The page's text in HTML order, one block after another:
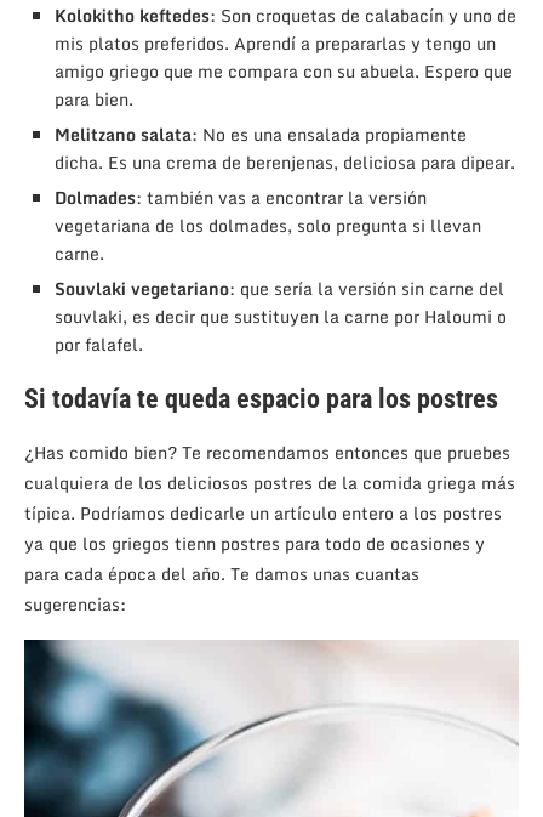
Kolokitho keftedes: Son croquetas de calabacín y uno de
mis platos preferidos. Aprendí a prepararlas y tengo un
amigo griego que me compara con su abuela. Espero que
para bien.
Melitzano salata: No es una ensalada propiamente
dicha. Es una crema de berenjenas, deliciosa para dipear.
Dolmades: también vas a encontrar la versión
vegetariana de los dolmades, solo pregunta si llevan
carne.
Souvlaki vegetariano: que sería la versión sin carne del
souvlaki, es decir que sustituyen la carne por Haloumi o
por falafel.
Si todavía te queda espacio para los postres
¿Has comido bien? Te recomendamos entonces que pruebes
cualquiera de los deliciosos postres de la comida griega más
típica. Podríamos dedicarle un artículo entero a los postres
ya que los griegos tienn postres para todo de ocasiones y
para cada época del año. Te damos unas cuantas
sugerencias: